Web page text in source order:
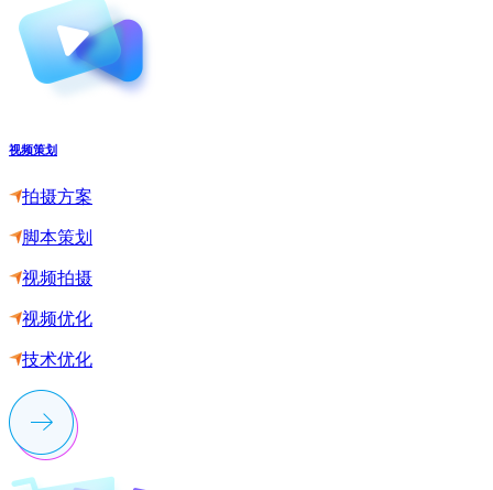
视频策划
拍摄方案
脚本策划
视频拍摄
视频优化
技术优化